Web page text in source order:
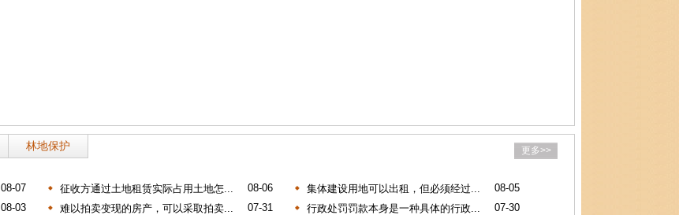
林地保护 更多>>
08-07 征收方通过土地租赁实际占用土地怎... 08-06 集体建设用地可以出租，但必须经过...
08-05
08-03 难以拍卖变现的房产，可以采取拍卖... 07-31 行政处罚罚款本身是一种具体的行政...
07-30